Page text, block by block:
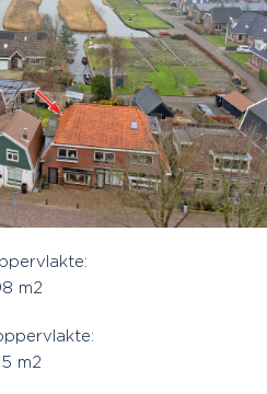
K.K.
m2
m2